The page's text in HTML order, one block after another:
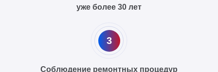
уже более 30 лет
3
Соблюдение ремонтных процедур